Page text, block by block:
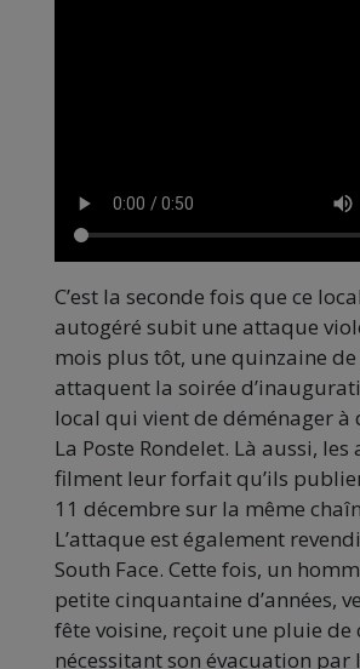
C’est la seconde fois que ce
autogéré subit une attaque
mois plus tôt, une quinzaine de
attaquent la soirée
local qui vient de déménager à
La Poste Rondelet. Là aussi,
filment leur forfait qu’ils
11 décembre sur la même
L’attaque est également
South Face. Cette fois, un
petite cinquantaine d’années,
fête voisine, reçoit une pluie de
nécessitant son évacuation par